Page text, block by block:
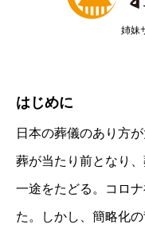
姉妹
はじめに
日本の葬儀のあり方
葬が当たり前となり
一途をたどる。コロ
た。しかし、簡略化